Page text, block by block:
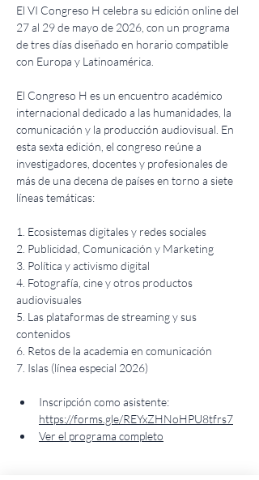
El VI Congreso H celebra su edición online del
27 al 29 de mayo de 2026, con un programa
de tres días diseñado en horario compatible
con Europa y Latinoamérica.
El Congreso H es un encuentro académico
internacional dedicado a las humanidades, la
comunicación y la producción audiovisual. En
esta sexta edición, el congreso reúne a
investigadores, docentes y profesionales de
más de una decena de países en torno a siete
líneas temáticas:
1. Ecosistemas digitales y redes sociales
2. Publicidad, Comunicación y Marketing
3. Política y activismo digital
4. Fotografía, cine y otros productos
audiovisuales
5. Las plataformas de streaming y sus
contenidos
6. Retos de la academia en comunicación
7. Islas (línea especial 2026)
Inscripción como asistente:
https://forms.gle/REYxZHNoHPU8tfrs7
Ver el programa completo